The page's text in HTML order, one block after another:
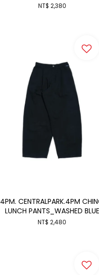
NT$ 2,380
4PM. CENTRALPARK.4PM
LUNCH PANTS_WASHED BLUE
NT$ 2,480